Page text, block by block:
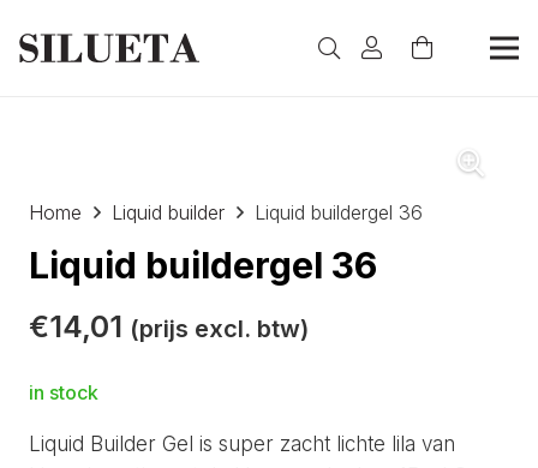
Home Liquid builder Liquid buildergel 36
Liquid buildergel 36
€14,01 (prijs excl. btw)
in stock
Liquid Builder Gel is super zacht lichte lila van